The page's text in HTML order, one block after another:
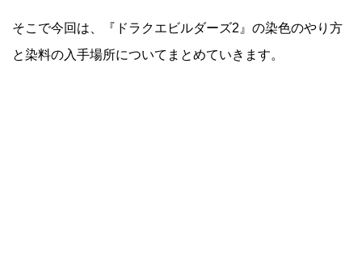
そこで今回は、『ドラクエビルダーズ2』の染色のやり方
と染料の入手場所についてまとめていきます。